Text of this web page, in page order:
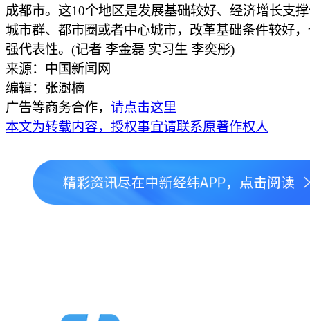
成都市。这10个地区是发展基础较好、经济增长支
城市群、都市圈或者中心城市，改革基础条件较好
强代表性。(记者 李金磊 实习生 李奕彤)
来源：中国新闻网
编辑：张澍楠
广告等商务合作， 请点击这里
本文为转载内容，授权事宜请联系原著作权人